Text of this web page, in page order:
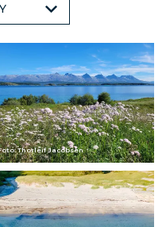
Thorleif Jacobsen